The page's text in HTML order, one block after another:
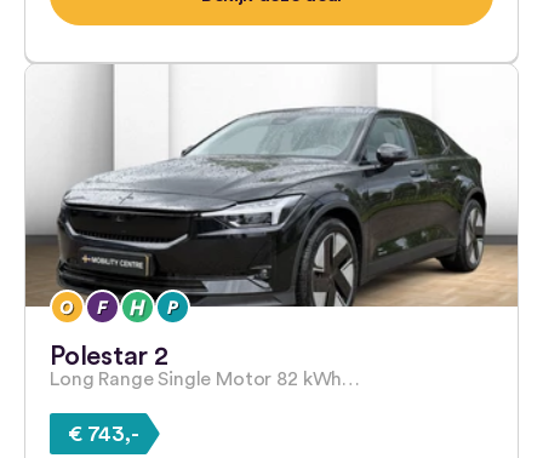
Polestar 2
Long Range Single Motor 82 kWh…
€ 743,-